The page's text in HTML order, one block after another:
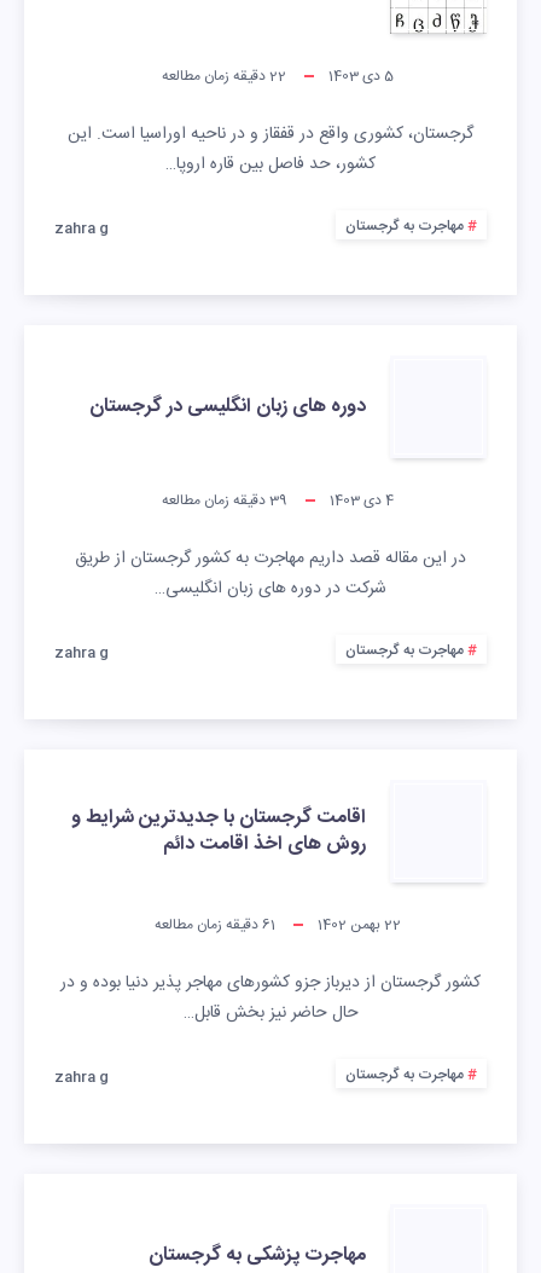
5 دی 1403 22دقیقه زمان مطالعه
گرجستان، کشوری واقع در قفقاز و در ناحیه اوراسیا است. این
کشور، حد فاصل بین قاره اروپا…
مهاجرت به گرجستان zahra g
دوره های زبان انگلیسی در گرجستان
4 دی 1403 39دقیقه زمان مطالعه
در این مقاله قصد داریم مهاجرت به کشور گرجستان از طریق
شرکت در دوره های زبان انگلیسی…
مهاجرت به گرجستان zahra g
اقامت گرجستان با جدیدترین شرایط و
روش های اخذ اقامت دائم
22 بهمن 1402 61دقیقه زمان مطالعه
کشور گرجستان از دیرباز جزو کشورهای مهاجر پذیر دنیا بوده و در
حال حاضر نیز بخش قابل…
مهاجرت به گرجستان zahra g
مهاجرت پزشکی به گرجستان